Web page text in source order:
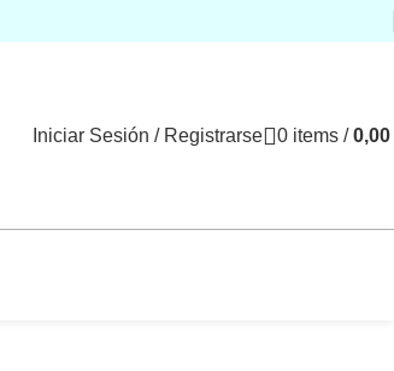
Iniciar Sesión / Registrarse 0 items / 0,00